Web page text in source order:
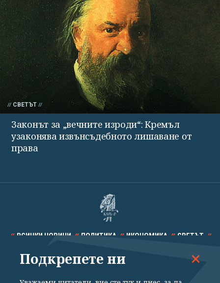
СВЕТЪТ
Законът за „вечните изроди“: Кремъл
узаконява извънсъдебното лишаване от
права
ВСИЧКИ НОВИНИ ПОЛИТИКА ИКОНОМИКА СВЕТЪТ
СПОРТ КУЛТУРА ТЕХНОЛОГИИ КАЛЕЙДОСКОП
Подкрепете ни